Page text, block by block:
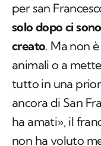
per san
solo dopo ci
creato. Ma non
animali o a
tutto in una
ancora di San
ha amati», il
non ha voluto